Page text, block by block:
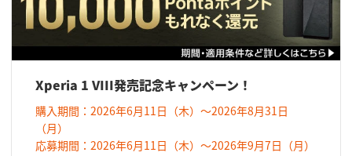
Xperia 1 VIII発売記念キャンペーン！
購入期間：2026年6月11日（木）～2026年8月31日
（月）
応募期間：2026年6月11日（木）～2026年9月7日（月）